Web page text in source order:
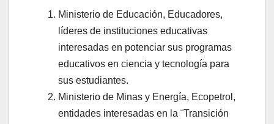
Ministerio de Educación, Educadores,
líderes de instituciones educativas
interesadas en potenciar sus programas
educativos en ciencia y tecnología para
sus estudiantes.
Ministerio de Minas y Energía, Ecopetrol,
entidades interesadas en la ¨Transición